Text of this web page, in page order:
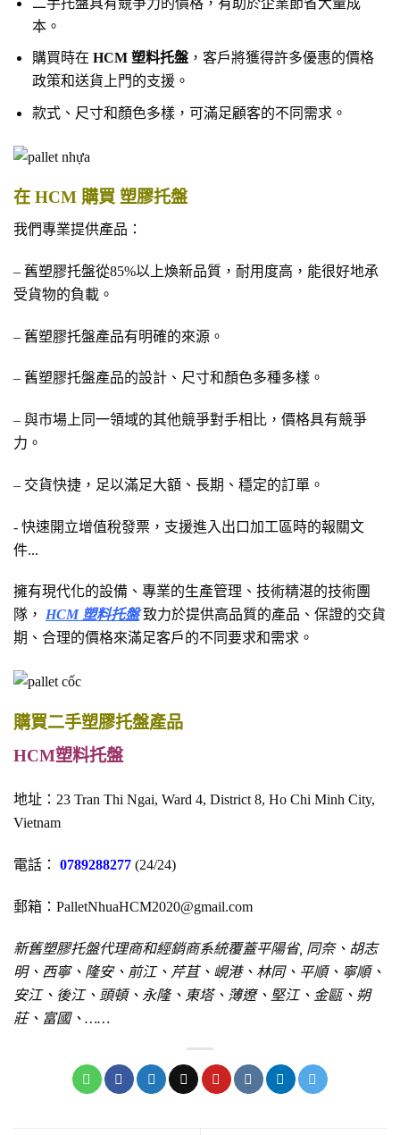
本。
購買時在 HCM 塑料托盤，客戶將獲得許多優惠的價格
政策和送貨上門的支援。
款式、尺寸和顏色多樣，可滿足顧客的不同需求。
在 HCM 購買 塑膠托盤
我們專業提供產品：
– 舊塑膠托盤從85%以上煥新品質，耐用度高，能很好地承
受貨物的負載。
– 舊塑膠托盤產品有明確的來源。
– 舊塑膠托盤產品的設計、尺寸和顏色多種多樣。
– 與市場上同一領域的其他競爭對手相比，價格具有競爭
力。
– 交貨快捷，足以滿足大額、長期、穩定的訂單。
- 快速開立增值稅發票，支援進入出口加工區時的報關文
件...
擁有現代化的設備、專業的生產管理、技術精湛的技術團
隊， HCM 塑料托盤致力於提供高品質的產品、保證的交貨
期、合理的價格來滿足客戶的不同要求和需求。
購買二手塑膠托盤產品
HCM塑料托盤
地址：23 Tran Thi Ngai, Ward 4, District 8, Ho Chi Minh City,
Vietnam
電話： 0789288277 (24/24)
郵箱：PalletNhuaHCM2020@gmail.com
新舊塑膠托盤代理商和經銷商系統覆蓋平陽省, 同奈、胡志
明、西寧、隆安、前江、芹苴、峴港、林同、平順、寧順、
安江、後江、頭頓、永隆、東塔、薄遼、堅江、金甌、朔
莊、富國、……